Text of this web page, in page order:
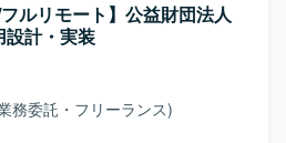
ルリモート】公益財団法人
設計・実装
務委託・フリーランス)